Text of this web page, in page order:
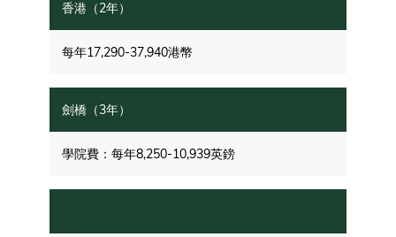
每年17,290-37,940港幣
學院費：每年8,250-10,939英鎊